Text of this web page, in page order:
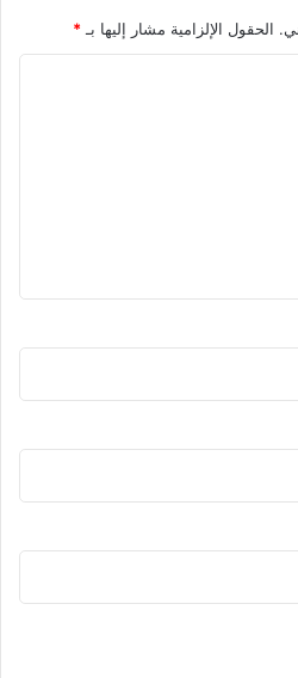
الحقول الإلزامية مشار إليها بـ*